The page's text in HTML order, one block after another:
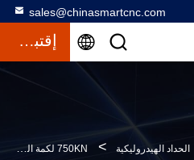
sales@chinasmartcnc.com
إقتباس
الحداد الهيدروليكية > 750KN لكمة القص 30t هيدروليكي الإحراز عامل الحديد